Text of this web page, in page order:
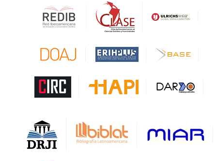
Gale Cengage Learning